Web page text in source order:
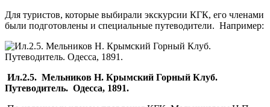
Для туристов, которые выбирали экскурсии КГК, его членами
были подготовлены и специальные путеводители. Например:
Ил.2.5. Мельников Н. Крымский Горный Клуб.
Путеводитель. Одесса, 1891.